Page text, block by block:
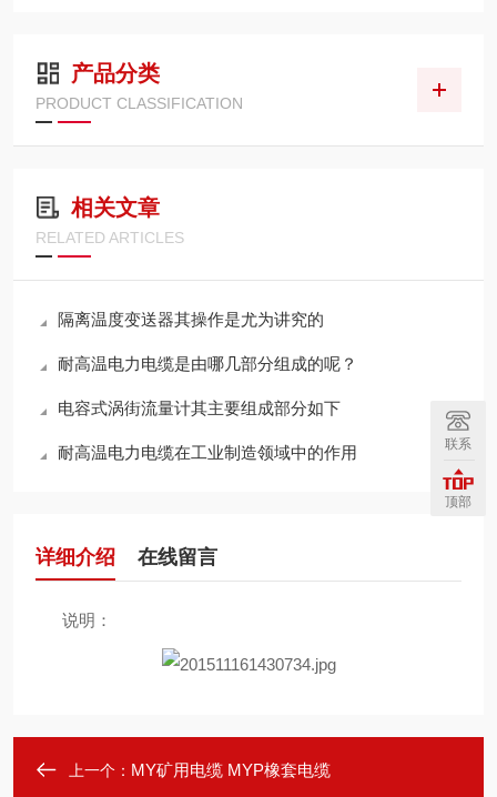
产品分类
PRODUCT CLASSIFICATION
相关文章
RELATED ARTICLES
隔离温度变送器其操作是尤为讲究的
耐高温电力电缆是由哪几部分组成的呢？
电容式涡街流量计其主要组成部分如下
耐高温电力电缆在工业制造领域中的作用
详细介绍 在线留言
说明：
上一个： MY矿用电缆 MYP橡套电缆
联系
顶部